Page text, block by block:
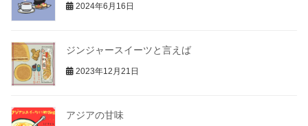
2024年6月16日
ジンジャースイーツと言えば
2023年12月21日
アジアの甘味